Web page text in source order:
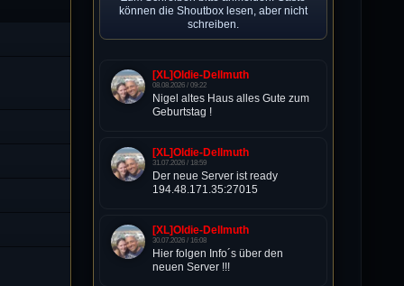
können die Shoutbox lesen, aber nicht
schreiben.
[XL]Oldie-Dellmuth
08.08.2026 / 09:22
Nigel altes Haus alles Gute zum
Geburtstag !
[XL]Oldie-Dellmuth
31.07.2026 / 18:59
Der neue Server ist ready
194.48.171.35:27015
[XL]Oldie-Dellmuth
30.07.2026 / 16:08
Hier folgen Info´s über den
neuen Server !!!